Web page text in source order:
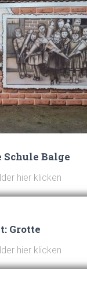
Balge
hier klicken
Grotte
hier klicken